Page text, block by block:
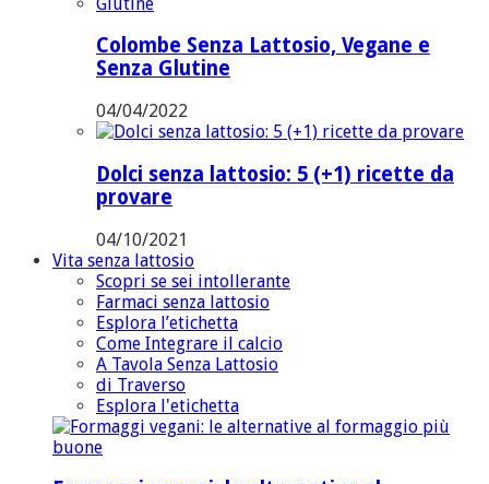
Colombe Senza Lattosio, Vegane e
Senza Glutine
04/04/2022
Dolci senza lattosio: 5 (+1) ricette da
provare
04/10/2021
Vita senza lattosio
Scopri se sei intollerante
Farmaci senza lattosio
Esplora l’etichetta
Come Integrare il calcio
A Tavola Senza Lattosio
di Traverso
Esplora l'etichetta